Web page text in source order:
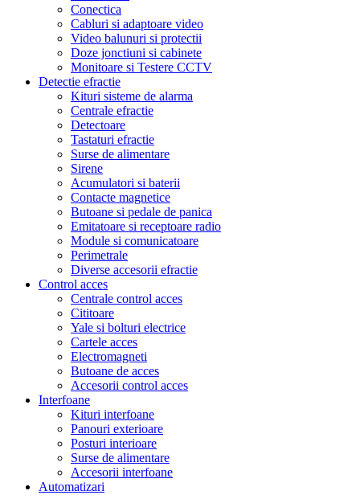
Conectica
Cabluri si adaptoare video
Video balunuri si protectii
Doze jonctiuni si cabinete
Monitoare si Testere CCTV
Detectie efractie
Kituri sisteme de alarma
Centrale efractie
Detectoare
Tastaturi efractie
Surse de alimentare
Sirene
Acumulatori si baterii
Contacte magnetice
Butoane si pedale de panica
Emitatoare si receptoare radio
Module si comunicatoare
Perimetrale
Diverse accesorii efractie
Control acces
Centrale control acces
Cititoare
Yale si bolturi electrice
Cartele acces
Electromagneti
Butoane de acces
Accesorii control acces
Interfoane
Kituri interfoane
Panouri exterioare
Posturi interioare
Surse de alimentare
Accesorii interfoane
Automatizari